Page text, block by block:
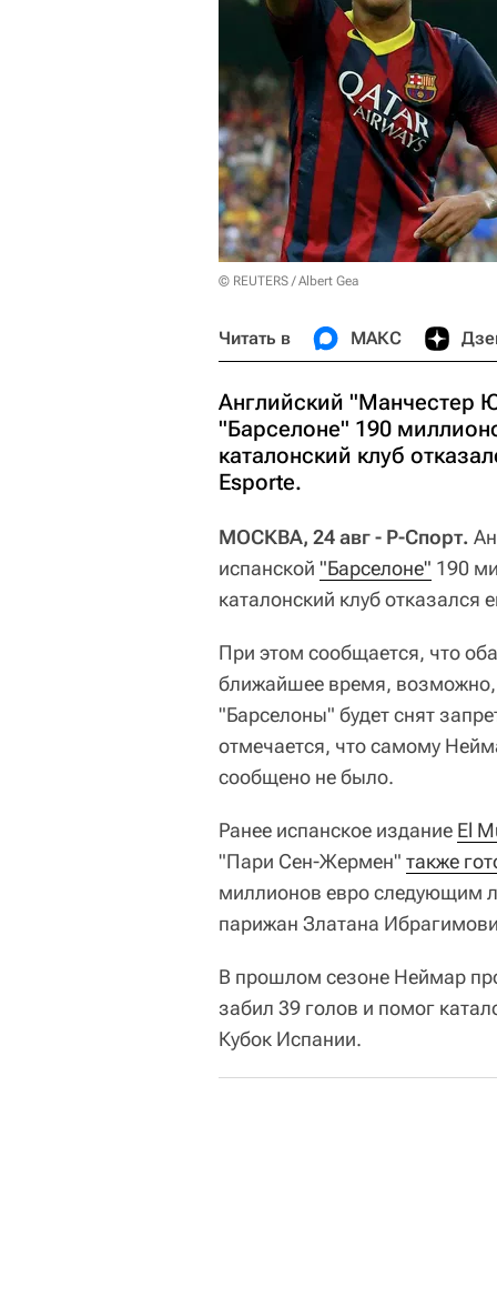
© REUTERS / Albert Gea
Читать в МАКС
Английский "Манчестер
"Барселоне" 190
каталонский клуб
Esporte.
МОСКВА, 24 авг - Р-Спорт.
испанской "Барселоне" 190
каталонский клуб отказался
При этом сообщается, что
ближайшее время, возможно,
"Барселоны" будет снят
отмечается, что самому
сообщено не было.
Ранее испанское издание El
"Пари Сен-Жермен" также
миллионов евро следующим
парижан Златана
В прошлом сезоне Неймар
забил 39 голов и помог
Кубок Испании.